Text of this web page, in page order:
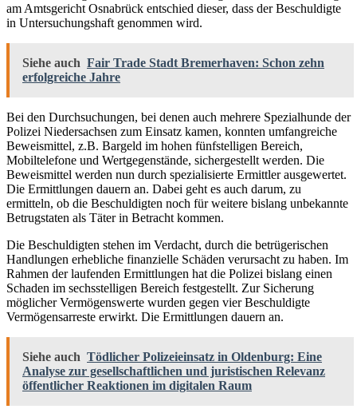
am Amtsgericht Osnabrück entschied dieser, dass der Beschuldigte
in Untersuchungshaft genommen wird.
Siehe auch Fair Trade Stadt Bremerhaven: Schon zehn
erfolgreiche Jahre
Bei den Durchsuchungen, bei denen auch mehrere Spezialhunde der
Polizei Niedersachsen zum Einsatz kamen, konnten umfangreiche
Beweismittel, z.B. Bargeld im hohen fünfstelligen Bereich,
Mobiltelefone und Wertgegenstände, sichergestellt werden. Die
Beweismittel werden nun durch spezialisierte Ermittler ausgewertet.
Die Ermittlungen dauern an. Dabei geht es auch darum, zu
ermitteln, ob die Beschuldigten noch für weitere bislang unbekannte
Betrugstaten als Täter in Betracht kommen.
Die Beschuldigten stehen im Verdacht, durch die betrügerischen
Handlungen erhebliche finanzielle Schäden verursacht zu haben. Im
Rahmen der laufenden Ermittlungen hat die Polizei bislang einen
Schaden im sechsstelligen Bereich festgestellt. Zur Sicherung
möglicher Vermögenswerte wurden gegen vier Beschuldigte
Vermögensarreste erwirkt. Die Ermittlungen dauern an.
Siehe auch Tödlicher Polizeieinsatz in Oldenburg: Eine
Analyse zur gesellschaftlichen und juristischen Relevanz
öffentlicher Reaktionen im digitalen Raum